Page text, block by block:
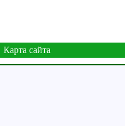
Карта сайта